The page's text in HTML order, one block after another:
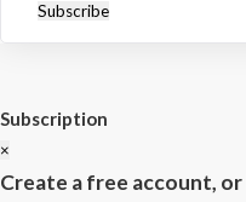
Subscribe
Subscription
×
Create a free account, or